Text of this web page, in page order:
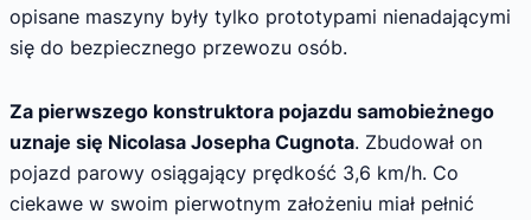
opisane maszyny były tylko prototypami nienadającymi
się do bezpiecznego przewozu osób.
Za pierwszego konstruktora pojazdu samobieżnego
uznaje się Nicolasa Josepha Cugnota. Zbudował on
pojazd parowy osiągający prędkość 3,6 km/h. Co
ciekawe w swoim pierwotnym założeniu miał pełnić